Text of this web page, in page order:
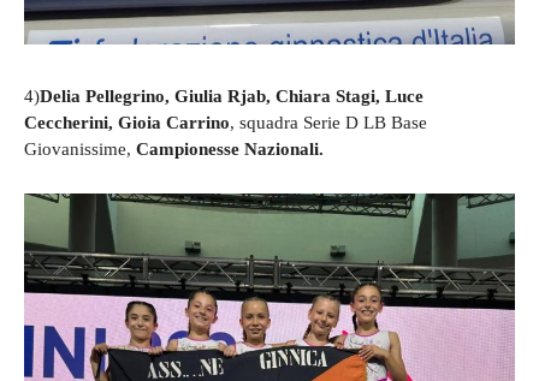
4)Delia Pellegrino, Giulia Rjab, Chiara Stagi, Luce
Ceccherini, Gioia Carrino, squadra Serie D LB Base
Giovanissime, Campionesse Nazionali.